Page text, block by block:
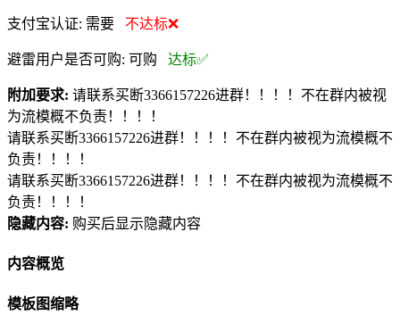
支付宝认证: 需要 不达标❌
避雷用户是否可购: 可购 达标✅
附加要求: 请联系买断3366157226进群！！！！不在群内被视
为流模概不负责！！！！
请联系买断3366157226进群！！！！不在群内被视为流模概不
负责！！！！
请联系买断3366157226进群！！！！不在群内被视为流模概不
负责！！！！
隐藏内容: 购买后显示隐藏内容
内容概览
模板图缩略